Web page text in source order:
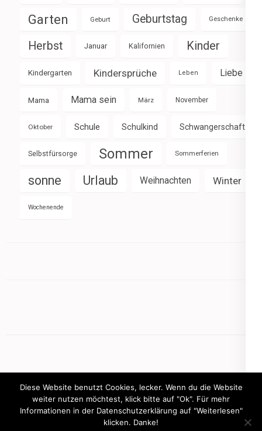
Garten Geburt Geburtstag Geschenke
Herbst Januar Kalifornien Kinder
Kindergarten Kindersprüche Leben Liebe
Mama Mama sein März November
Oktober Schule Schulkind Schwangerschaft
Selbstfürsorge Sommer Sommerferien
sonne Urlaub Weihnachten Winter
Wochenende
mamasbusiness.de
Diese Website benutzt Cookies, lecker. Wenn du die Website
weiter nutzen möchtest, klick bitte auf "Ok". Für mehr
Informationen in der Datenschutzerklärung auf "Weiterlesen"
klicken. Danke!